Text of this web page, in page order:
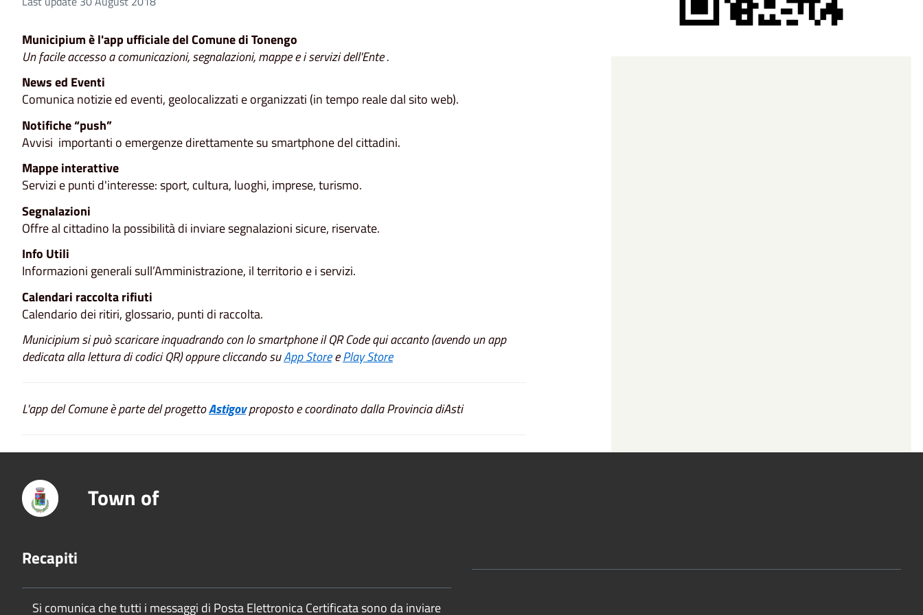
Municipium è l'app ufficiale del Comune di Tonengo
Un facile accesso a comunicazioni, segnalazioni, mappe e i servizi dell'Ente .
News ed Eventi
Comunica notizie ed eventi, geolocalizzati e organizzati (in tempo reale dal sito web).
Notifiche “push”
Avvisi importanti o emergenze direttamente su smartphone del cittadini.
Mappe interattive
Servizi e punti d'interesse: sport, cultura, luoghi, imprese, turismo.
Segnalazioni
Offre al cittadino la possibilità di inviare segnalazioni sicure, riservate.
Info Utili
Informazioni generali sull’Amministrazione, il territorio e i servizi.
Calendari raccolta rifiuti
Calendario dei ritiri, glossario, punti di raccolta.
Municipium si può scaricare inquadrando con lo smartphone il QR Code qui accanto (avendo un app
dedicata alla lettura di codici QR) oppure cliccando suApp StoreePlay Store
L'app del Comune è parte del progettoAstigovproposto e coordinato dalla Provincia diAsti
Town of
Recapiti
Si comunica che tutti i messaggi di Posta Elettronica Certificata sono da inviare